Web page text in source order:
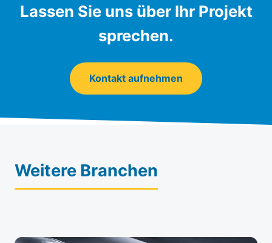
Lassen Sie uns über Ihr Projekt
sprechen.
Kontakt aufnehmen
Weitere Branchen